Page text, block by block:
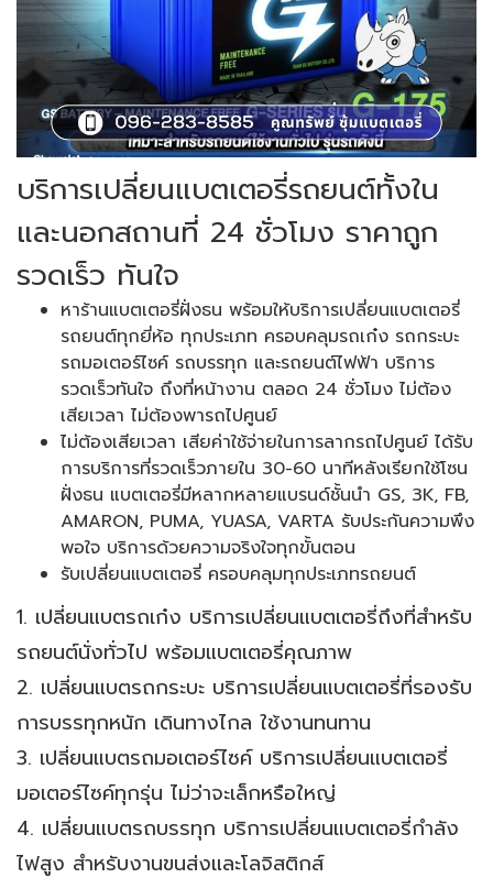
บริการเปลี่ยนแบตเตอรี่รถยนต์ทั้งใน
และนอกสถานที่ 24 ชั่วโมง ราคาถูก
รวดเร็ว ทันใจ
หาร้านแบตเตอรี่ฝั่งธน พร้อมให้บริการเปลี่ยนแบตเตอรี่
รถยนต์ทุกยี่ห้อ ทุกประเภท ครอบคลุมรถเก๋ง รถกระบะ
รถมอเตอร์ไซค์ รถบรรทุก และรถยนต์ไฟฟ้า บริการ
รวดเร็วทันใจ ถึงที่หน้างาน ตลอด 24 ชั่วโมง ไม่ต้อง
เสียเวลา ไม่ต้องพารถไปศูนย์
ไม่ต้องเสียเวลา เสียค่าใช้จ่ายในการลากรถไปศูนย์ ได้รับ
การบริการที่รวดเร็วภายใน 30-60 นาทีหลังเรียกใช้โซน
ฝั่งธน แบตเตอรี่มีหลากหลายแบรนด์ชั้นนำ GS, 3K, FB,
AMARON, PUMA, YUASA, VARTA รับประกันความพึง
พอใจ บริการด้วยความจริงใจทุกขั้นตอน
รับเปลี่ยนแบตเตอรี่ ครอบคลุมทุกประเภทรถยนต์
1. เปลี่ยนแบตรถเก๋ง บริการเปลี่ยนแบตเตอรี่ถึงที่สำหรับ
รถยนต์นั่งทั่วไป พร้อมแบตเตอรี่คุณภาพ
2. เปลี่ยนแบตรถกระบะ บริการเปลี่ยนแบตเตอรี่ที่รองรับ
การบรรทุกหนัก เดินทางไกล ใช้งานทนทาน
3. เปลี่ยนแบตรถมอเตอร์ไซค์ บริการเปลี่ยนแบตเตอรี่
มอเตอร์ไซค์ทุกรุ่น ไม่ว่าจะเล็กหรือใหญ่
4. เปลี่ยนแบตรถบรรทุก บริการเปลี่ยนแบตเตอรี่กำลัง
ไฟสูง สำหรับงานขนส่งและโลจิสติกส์